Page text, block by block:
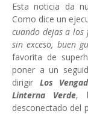
Esta noticia da
Como dice un
cuando dejas a los
sin exceso, buen
favorita de
poner a un
dirigir Los
Linterna Verde,
desconectado del